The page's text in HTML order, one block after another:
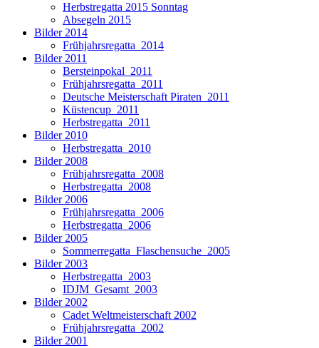
Herbstregatta 2015 Sonntag
Absegeln 2015
Bilder 2014
Frühjahrsregatta_2014
Bilder 2011
Bersteinpokal_2011
Frühjahrsregatta_2011
Deutsche Meisterschaft Piraten_2011
Küstencup_2011
Herbstregatta_2011
Bilder 2010
Herbstregatta_2010
Bilder 2008
Frühjahrsregatta_2008
Herbstregatta_2008
Bilder 2006
Frühjahrsregatta_2006
Herbstregatta_2006
Bilder 2005
Sommerregatta_Flaschensuche_2005
Bilder 2003
Herbstregatta_2003
IDJM_Gesamt_2003
Bilder 2002
Cadet Weltmeisterschaft 2002
Frühjahrsregatta_2002
Bilder 2001